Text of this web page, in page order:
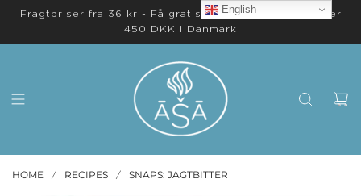
Fragtpriser fra 36 kr - Få gratis levering på ordrer over
450 DKK i Danmark
HOME / RECIPES / SNAPS: JAGTBITTER
English